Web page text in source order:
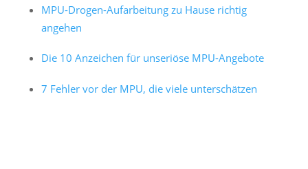
MPU-Drogen-Aufarbeitung zu Hause richtig
angehen
Die 10 Anzeichen für unseriöse MPU-Angebote
7 Fehler vor der MPU, die viele unterschätzen